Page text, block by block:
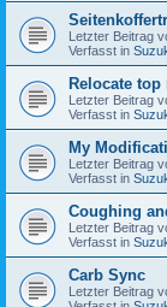
Letzter Beitrag
Verfasst in
Relocate
Letzter Beitrag
Verfasst in
My
Letzter Beitrag
Verfasst in
Coughing
Letzter Beitrag
Verfasst in
Carb Sync
Letzter Beitrag